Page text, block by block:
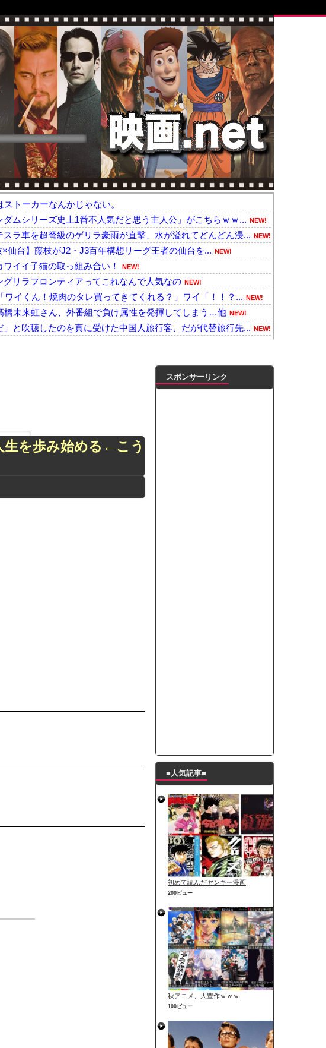
トーカーなんかじゃない。
ダムシリーズ史上1番不人気だと思う主人公」がこちらｗｗ... NEW!
スラ車を超弩級のゲリラ豪雨が直撃、水が溢れてどんどん浸... NEW!
×仙台】藤枝がJ2・J3百年構想リーグ王者の仙台を... NEW!
ワイイ子猫の取っ組み合い！ NEW!
グリラフロンティアってこれなんで人気なの NEW!
ワイくん！焼肉のタレ買ってきてくれる？」ワイ「！！？... NEW!
橋未来虹さん、外番組で負け属性を発揮してしまう…他 NEW!
」と吹聴したのを真に受けた中国人旅行客、だが代替旅行先... NEW!
軽EVラッコを自動車評論家が褒めてる日本、中国人から...
落にならない目にあった話をする、オカルト系で NEW!
当屋さん「申し訳ないが消費税1%になったらその分商品...
BBQなに持ってけば嬉しい？ NEW!
の息子、三山凌輝がW不倫‼共演した久保史緒里と中村麗...
生を歩み始める←こう
スポンサーリンク
■人気記事■
初めて読んだヤンキー漫画
200ビュー
秋アニメ、大豊作ｗｗｗ
100ビュー